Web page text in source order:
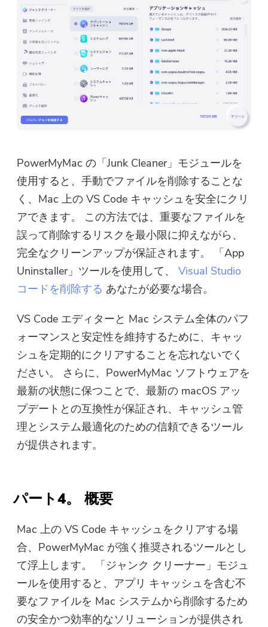
PowerMyMac の「Junk Cleaner」モジュールを
使用すると、手動でファイルを削除することな
く、Mac 上の VS Code キャッシュを安全にクリ
アできます。 この方法では、重要なファイルを
誤って削除するリスクを最小限に抑えながら、
完全なクリーンアップが保証されます。 「App
Uninstaller」ツールを使用して、Visual Studio
コードを削除する あなたが必要な場合。
VS Code エディターと Mac システム全体のパフ
ォーマンスと安定性を維持するために、キャッ
シュを定期的にクリアすることを忘れないでく
ださい。 さらに、PowerMyMac ソフトウェアを
最新の状態に保つことで、最新の macOS アッ
プデートとの互換性が保証され、キャッシュ管
理とシステム最適化のための信頼できるツール
が提供されます。
パート4。 概要
Mac 上の VS Code キャッシュをクリアする場
合、PowerMyMac が強く推奨されるツールとし
て浮上します。 「ジャンク クリーナー」モジュ
ールを使用すると、アプリ キャッシュを含む不
要なファイルを Mac システムから削除するため
の安全かつ効率的なソリューションが提供され